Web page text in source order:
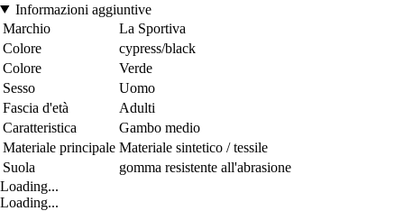
Informazioni aggiuntive
Marchio
La Sportiva
Colore
cypress/black
Colore
Verde
Sesso
Uomo
Fascia d'età
Adulti
Caratteristica
Gambo medio
Materiale principale Materiale sintetico / tessile
Suola
gomma resistente all'abrasione
Loading...
Loading...